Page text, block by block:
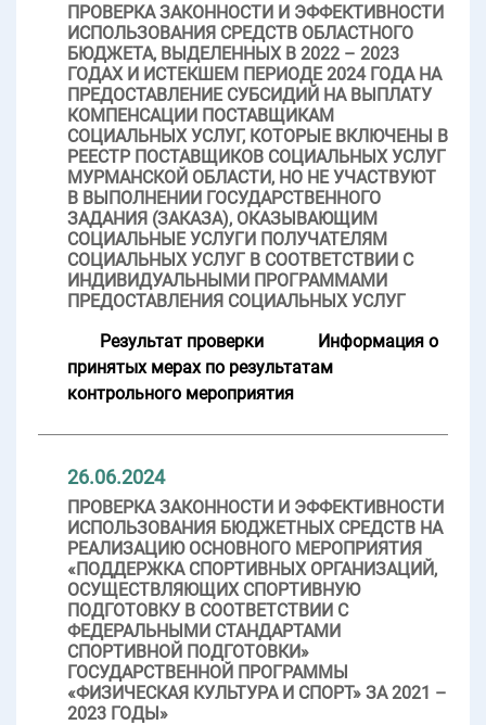
ПРОВЕРКА ЗАКОННОСТИ И ЭФФЕКТИВНОСТИ
ИСПОЛЬЗОВАНИЯ СРЕДСТВ ОБЛАСТНОГО
БЮДЖЕТА, ВЫДЕЛЕННЫХ В 2022 – 2023
ГОДАХ И ИСТЕКШЕМ ПЕРИОДЕ 2024 ГОДА НА
ПРЕДОСТАВЛЕНИЕ СУБСИДИЙ НА ВЫПЛАТУ
КОМПЕНСАЦИИ ПОСТАВЩИКАМ
СОЦИАЛЬНЫХ УСЛУГ, КОТОРЫЕ ВКЛЮЧЕНЫ В
РЕЕСТР ПОСТАВЩИКОВ СОЦИАЛЬНЫХ УСЛУГ
МУРМАНСКОЙ ОБЛАСТИ, НО НЕ УЧАСТВУЮТ
В ВЫПОЛНЕНИИ ГОСУДАРСТВЕННОГО
ЗАДАНИЯ (ЗАКАЗА), ОКАЗЫВАЮЩИМ
СОЦИАЛЬНЫЕ УСЛУГИ ПОЛУЧАТЕЛЯМ
СОЦИАЛЬНЫХ УСЛУГ В СООТВЕТСТВИИ С
ИНДИВИДУАЛЬНЫМИ ПРОГРАММАМИ
ПРЕДОСТАВЛЕНИЯ СОЦИАЛЬНЫХ УСЛУГ
Результат проверки
Информация о
принятых мерах по результатам
контрольного мероприятия
26.06.2024
ПРОВЕРКА ЗАКОННОСТИ И ЭФФЕКТИВНОСТИ
ИСПОЛЬЗОВАНИЯ БЮДЖЕТНЫХ СРЕДСТВ НА
РЕАЛИЗАЦИЮ ОСНОВНОГО МЕРОПРИЯТИЯ
«ПОДДЕРЖКА СПОРТИВНЫХ ОРГАНИЗАЦИЙ,
ОСУЩЕСТВЛЯЮЩИХ СПОРТИВНУЮ
ПОДГОТОВКУ В СООТВЕТСТВИИ С
ФЕДЕРАЛЬНЫМИ СТАНДАРТАМИ
СПОРТИВНОЙ ПОДГОТОВКИ»
ГОСУДАРСТВЕННОЙ ПРОГРАММЫ
«ФИЗИЧЕСКАЯ КУЛЬТУРА И СПОРТ» ЗА 2021 –
2023 ГОДЫ»